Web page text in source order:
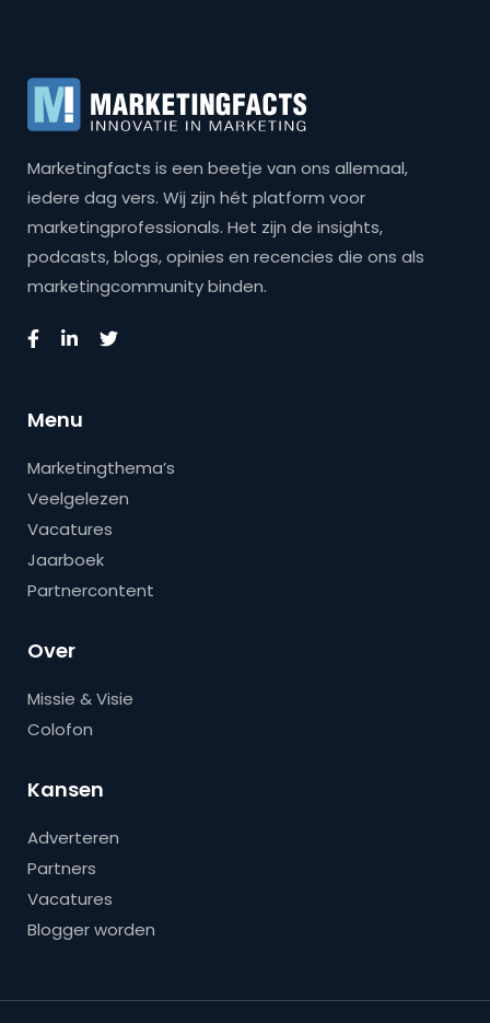
Marketingfacts is een beetje van ons allemaal,
iedere dag vers. Wij zijn hét platform voor
marketingprofessionals. Het zijn de insights,
podcasts, blogs, opinies en recencies die ons als
marketingcommunity binden.
Menu
Marketingthema’s
Veelgelezen
Vacatures
Jaarboek
Partnercontent
Over
Missie & Visie
Colofon
Kansen
Adverteren
Partners
Vacatures
Blogger worden